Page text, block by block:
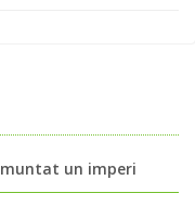
muntat un imperi